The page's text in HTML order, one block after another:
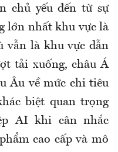
chủ yếu đến từ sự
lớn nhất khu vực là
vẫn là khu vực dẫn
tải xuống, châu Á
Âu về mức chi tiêu
biệt quan trọng
AI khi cân nhắc
cao cấp và mô